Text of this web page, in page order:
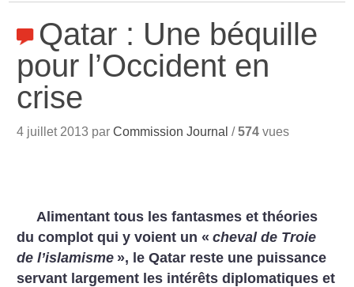
Qatar : Une béquille
pour l’Occident en
crise
4 juillet 2013 parCommission Journal /574 vues
Alimentant tous les fantasmes et théories
du complot qui y voient un « cheval de Troie
de l’islamisme », le Qatar reste une puissance
servant largement les intérêts diplomatiques et